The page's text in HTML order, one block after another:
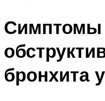
Симптомы
бронхита